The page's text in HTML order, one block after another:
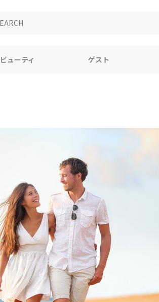
ューティ ゲスト